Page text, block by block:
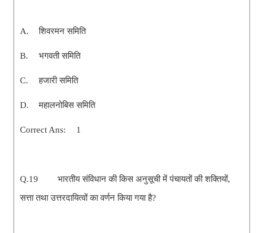
A. शिवरमन समिति
B. भगवती समिति
C. हजारी समिति
D. महालनोबिस समिति
Correct Ans: 1
Q.19
भारतीय संविधान की किस अनुसूची में पंचायतों की शक्तियों,
सत्ता तथा उत्तरदायित्वों का वर्णन किया गया है?